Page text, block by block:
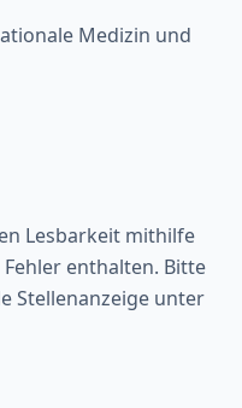
Medizin und
Lesbarkeit mithilfe
enthalten. Bitte
Stellenanzeige unter